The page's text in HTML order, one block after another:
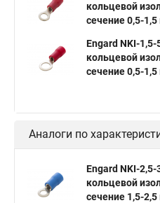
кольцевой
сечение 0,5-
Engard NKI-
кольцевой
сечение 0,5-
Аналоги по
Engard NKI-
кольцевой
сечение 1,5-